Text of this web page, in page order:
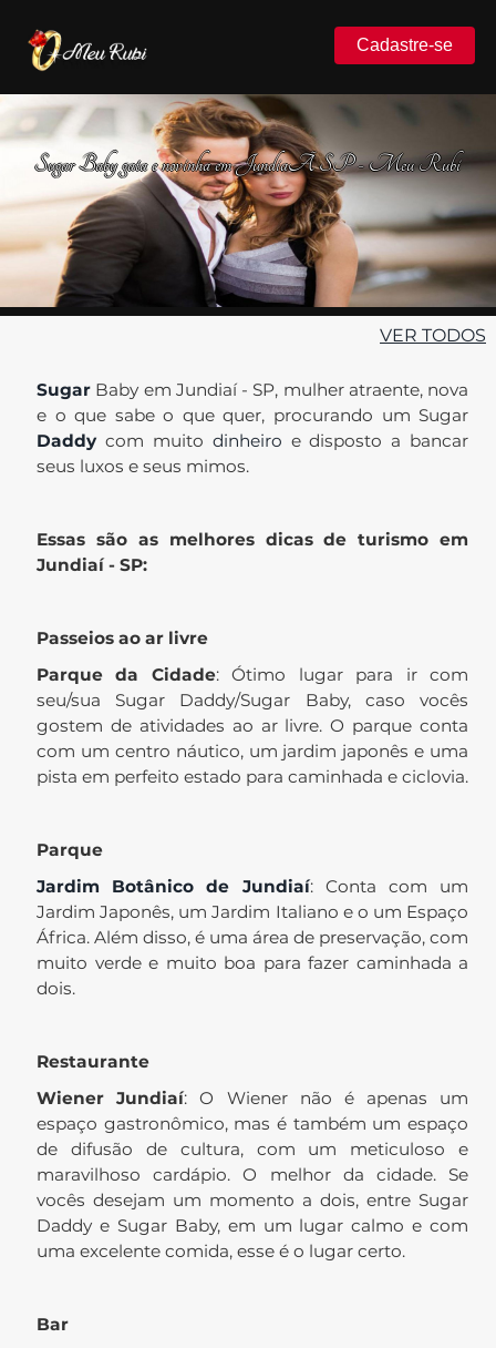
Cadastre-se
Sugar Baby gata e novinha em JundiaÃ­ SP - Meu Rubi
VER TODOS
Sugar Baby em Jundiaí - SP, mulher atraente, nova
e o que sabe o que quer, procurando um Sugar
Daddy com muito dinheiro e disposto a bancar
seus luxos e seus mimos.
Essas são as melhores dicas de turismo em
Jundiaí - SP:
Passeios ao ar livre
Parque da Cidade: Ótimo lugar para ir com
seu/sua Sugar Daddy/Sugar Baby, caso vocês
gostem de atividades ao ar livre. O parque conta
com um centro náutico, um jardim japonês e uma
pista em perfeito estado para caminhada e ciclovia.
Parque
Jardim Botânico de Jundiaí: Conta com um
Jardim Japonês, um Jardim Italiano e o um Espaço
África. Além disso, é uma área de preservação, com
muito verde e muito boa para fazer caminhada a
dois.
Restaurante
Wiener Jundiaí: O Wiener não é apenas um
espaço gastronômico, mas é também um espaço
de difusão de cultura, com um meticuloso e
maravilhoso cardápio. O melhor da cidade. Se
vocês desejam um momento a dois, entre Sugar
Daddy e Sugar Baby, em um lugar calmo e com
uma excelente comida, esse é o lugar certo.
Bar